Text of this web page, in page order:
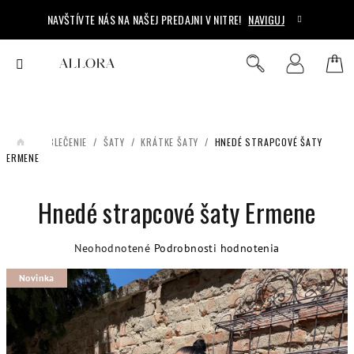
obsah
NAVŠTÍVTE NÁS NA NAŠEJ PREDAJNI V NITRE! NAVIGUJ
DOMOV OBLEČENIE / ŠATY / KRÁTKE ŠATY / HNEDÉ STRAPCOVÉ ŠATY
ERMENE
Hnedé strapcové šaty Ermene
Priemerné
produktu
je
0,0
Neohodnotené Podrobnosti hodnotenia
Novinka